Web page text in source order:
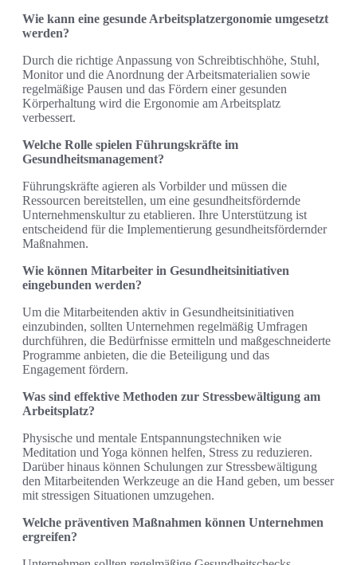
Wie kann eine gesunde Arbeitsplatzergonomie umgesetzt
werden?
Durch die richtige Anpassung von Schreibtischhöhe, Stuhl,
Monitor und die Anordnung der Arbeitsmaterialien sowie
regelmäßige Pausen und das Fördern einer gesunden
Körperhaltung wird die Ergonomie am Arbeitsplatz
verbessert.
Welche Rolle spielen Führungskräfte im
Gesundheitsmanagement?
Führungskräfte agieren als Vorbilder und müssen die
Ressourcen bereitstellen, um eine gesundheitsfördernde
Unternehmenskultur zu etablieren. Ihre Unterstützung ist
entscheidend für die Implementierung gesundheitsfördernder
Maßnahmen.
Wie können Mitarbeiter in Gesundheitsinitiativen
eingebunden werden?
Um die Mitarbeitenden aktiv in Gesundheitsinitiativen
einzubinden, sollten Unternehmen regelmäßig Umfragen
durchführen, die Bedürfnisse ermitteln und maßgeschneiderte
Programme anbieten, die die Beteiligung und das
Engagement fördern.
Was sind effektive Methoden zur Stressbewältigung am
Arbeitsplatz?
Physische und mentale Entspannungstechniken wie
Meditation und Yoga können helfen, Stress zu reduzieren.
Darüber hinaus können Schulungen zur Stressbewältigung
den Mitarbeitenden Werkzeuge an die Hand geben, um besser
mit stressigen Situationen umzugehen.
Welche präventiven Maßnahmen können Unternehmen
ergreifen?